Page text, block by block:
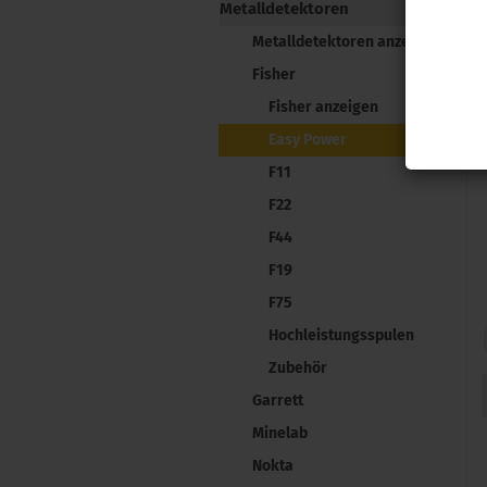
Metalldetektoren
Metalldetektoren anzeigen
Fisher
Fisher anzeigen
Easy Power
F11
F22
F44
F19
F75
Hochleistungsspulen
Zubehör
Garrett
Minelab
Nokta